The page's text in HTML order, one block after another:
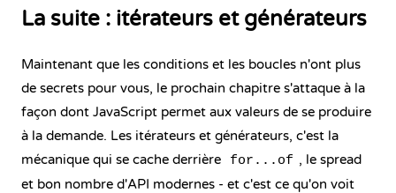
La suite : itérateurs et générateurs
Maintenant que les conditions et les boucles n'ont plus
de secrets pour vous, le prochain chapitre s'attaque à la
façon dont JavaScript permet aux valeurs de se produire
à la demande. Les itérateurs et générateurs, c'est la
mécanique qui se cache derrière
for...of , le spread
et bon nombre d'API modernes - et c'est ce qu'on voit